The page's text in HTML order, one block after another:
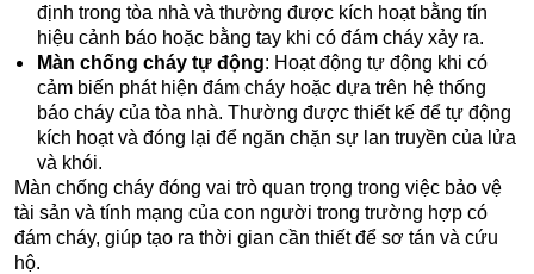
định trong tòa nhà và thường được kích hoạt bằng tín
hiệu cảnh báo hoặc bằng tay khi có đám cháy xảy ra.
Màn chống cháy tự động: Hoạt động tự động khi có
cảm biến phát hiện đám cháy hoặc dựa trên hệ thống
báo cháy của tòa nhà. Thường được thiết kế để tự động
kích hoạt và đóng lại để ngăn chặn sự lan truyền của lửa
và khói.
Màn chống cháy đóng vai trò quan trọng trong việc bảo vệ
tài sản và tính mạng của con người trong trường hợp có
đám cháy, giúp tạo ra thời gian cần thiết để sơ tán và cứu
hộ.